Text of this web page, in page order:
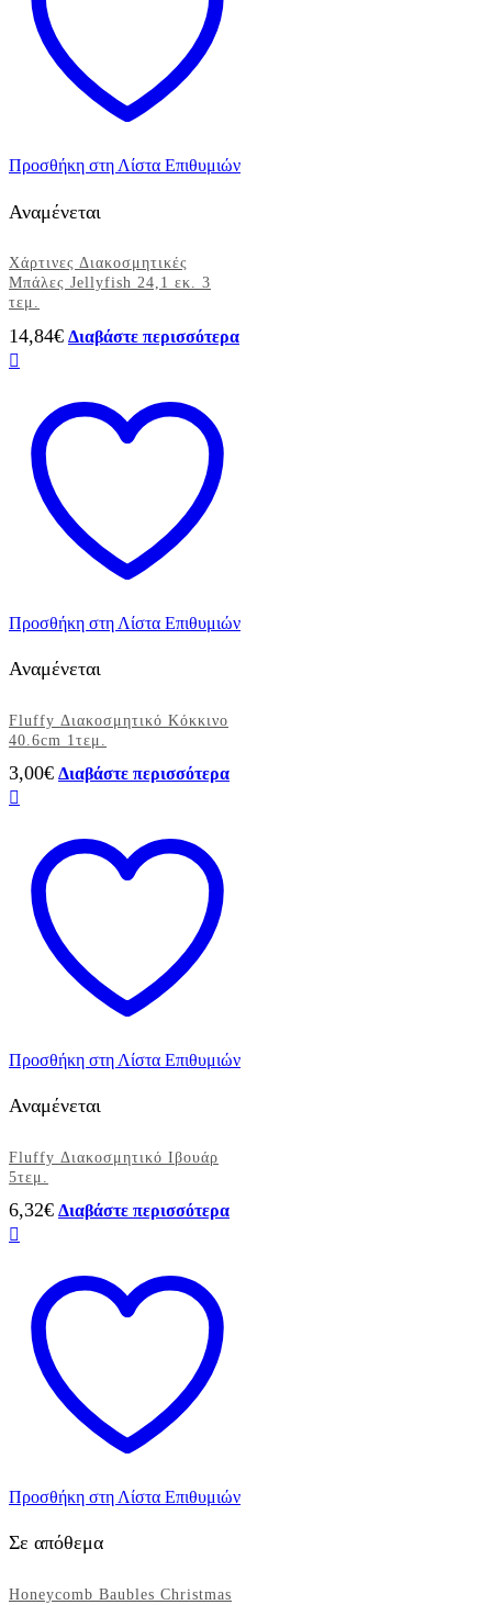
Προσθήκη στη Λίστα Επιθυμιών
Αναμένεται
Χάρτινες Διακοσμητικές
Μπάλες Jellyfish 24,1 εκ. 3
τεμ.
14,84€ Διαβάστε περισσότερα
Προσθήκη στη Λίστα Επιθυμιών
Αναμένεται
Fluffy Διακοσμητικό Κόκκινο
40.6cm 1τεμ.
3,00€ Διαβάστε περισσότερα
Προσθήκη στη Λίστα Επιθυμιών
Αναμένεται
Fluffy Διακοσμητικό Ιβουάρ
5τεμ.
6,32€ Διαβάστε περισσότερα
Προσθήκη στη Λίστα Επιθυμιών
Σε απόθεμα
Honeycomb Baubles Christmas